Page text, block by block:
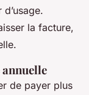
la facture,
de payer plus